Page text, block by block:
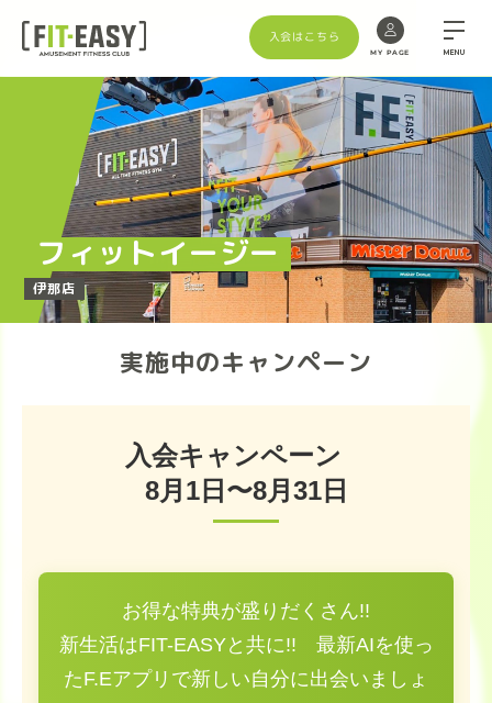
content
入会はこちら
MY PAGE MENU
フィットイージー
伊那店
実施中のキャンペーン